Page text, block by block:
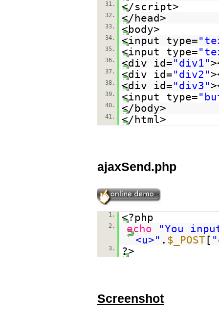
31.
</script>
32. </head>
33. <body>
34. <input type=
35. <input type=
36. <div id="div1"
37. <div id="div2"
38. <div id="div3"
39. <input type=
40. </body>
41. </html>
ajaxSend.php
1. <?php
2. echo
"You
<u>" . $_POST[
3. ?>
Screenshot